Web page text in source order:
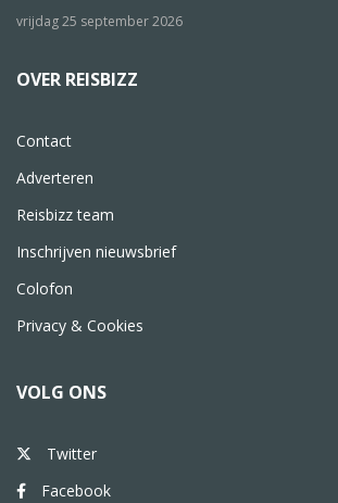
vrijdag 25 september 2026
OVER REISBIZZ
Contact
Adverteren
Reisbizz team
Inschrijven nieuwsbrief
Colofon
Privacy & Cookies
VOLG ONS
Twitter
Facebook